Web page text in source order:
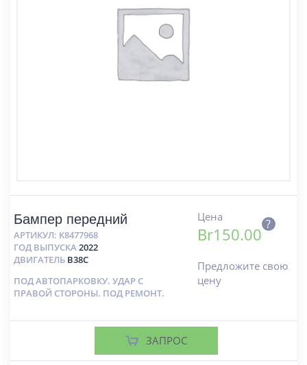
Бампер передний
АРТИКУЛ: K8477968
ГОД ВЫПУСКА2022
ДВИГАТЕЛЬ B38C
ПОД АВТОПАРКОВКУ. УДАР С
ПРАВОЙ СТОРОНЫ. ПОД РЕМОНТ.
Цена
Br150.00
?
Предложите свою
цену
ЗАПРОС